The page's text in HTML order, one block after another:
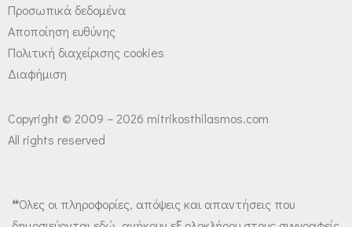
Προσωπικά δεδομένα
Αποποίηση ευθύνης
Πολιτική διαχείρισης cookies
Διαφήμιση
Copyright © 2009 – 2026 mitrikosthilasmos.com
All rights reserved
❝Όλες οι πληροφορίες, απόψεις και απαντήσεις που